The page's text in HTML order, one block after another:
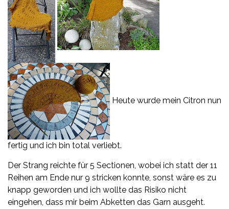
Heute wurde mein Citron nun
fertig und ich bin total verliebt.
Der Strang reichte für 5 Sectionen, wobei ich statt der 11
Reihen am Ende nur 9 stricken konnte, sonst wäre es zu
knapp geworden und ich wollte das Risiko nicht
eingehen, dass mir beim Abketten das Garn ausgeht.